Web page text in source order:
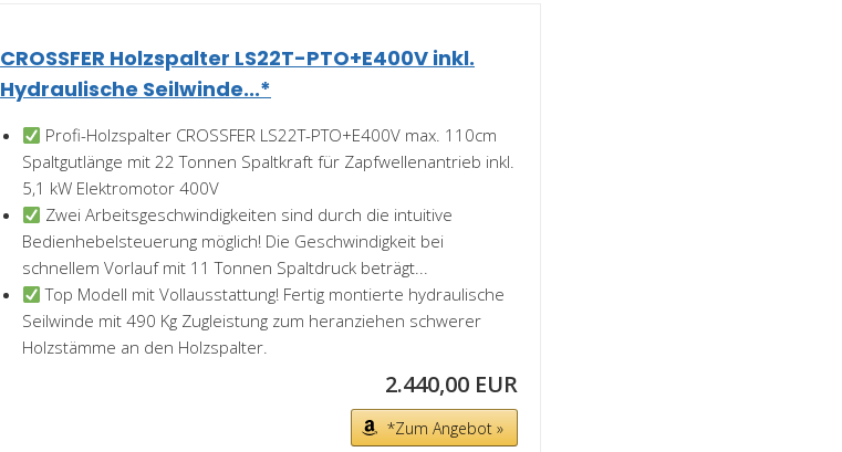
CROSSFER Holzspalter LS22T-PTO+E400V inkl.
Hydraulische Seilwinde...*
Profi-Holzspalter CROSSFER LS22T-PTO+E400V max. 110cm
Spaltgutlänge mit 22 Tonnen Spaltkraft für Zapfwellenantrieb inkl.
5,1 kW Elektromotor 400V
Zwei Arbeitsgeschwindigkeiten sind durch die intuitive
Bedienhebelsteuerung möglich! Die Geschwindigkeit bei
schnellem Vorlauf mit 11 Tonnen Spaltdruck beträgt...
Top Modell mit Vollausstattung! Fertig montierte hydraulische
Seilwinde mit 490 Kg Zugleistung zum heranziehen schwerer
Holzstämme an den Holzspalter.
2.440,00 EUR
*Zum Angebot »